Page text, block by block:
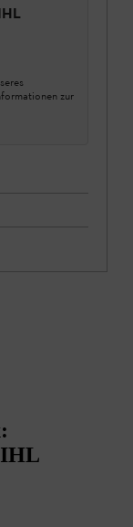
zur